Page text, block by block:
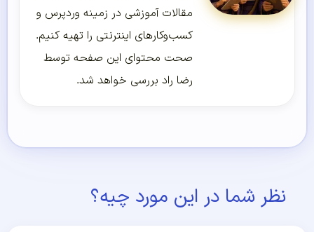
مقالات آموزشی در زمینه وردپرس و
کسب‌و‌کارهای اینترنتی را تهیه کنیم.
صحت محتوای این صفحه توسط
رضا راد بررسی خواهد شد.
نظر شما در این مورد چیه؟